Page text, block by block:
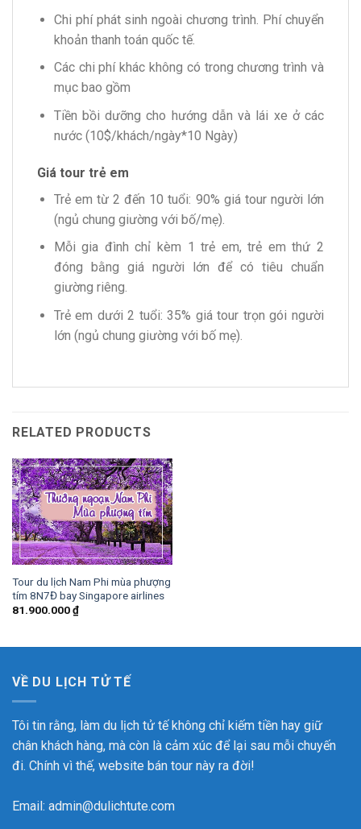
Chi phí phát sinh ngoài chương trình. Phí chuyển
khoản thanh toán quốc tế.
Các chi phí khác không có trong chương trình và
mục bao gồm
Tiền bồi dưỡng cho hướng dẫn và lái xe ở các
nước (10$/khách/ngày*10 Ngày)
Giá tour trẻ em
Trẻ em từ 2 đến 10 tuổi: 90% giá tour người lớn
(ngủ chung giường với bố/mẹ).
Mỗi gia đình chỉ kèm 1 trẻ em, trẻ em thứ 2
đóng bằng giá người lớn để có tiêu chuẩn
giường riêng.
Trẻ em dưới 2 tuổi: 35% giá tour trọn gói người
lớn (ngủ chung giường với bố mẹ).
RELATED PRODUCTS
Tour du lịch Nam Phi mùa phượng
tím 8N7Đ bay Singapore airlines
81.900.000₫
VỀ DU LỊCH TỬ TẾ
Tôi tin rằng, làm du lịch tử tế không chỉ kiếm tiền hay giữ
chân khách hàng, mà còn là cảm xúc để lại sau mỗi chuyến
đi. Chính vì thế, website bán tour này ra đời!
Email: admin@dulichtute.com